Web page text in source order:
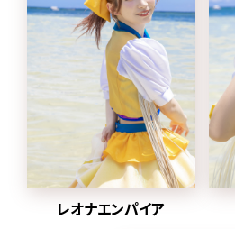
2025年1月8日に放送され
た「水曜日のダウンタウン」
内で
元々アドバイザーを務めて
いた、クロちゃんがプロデ
ューサー就任、ハナエモン
スターが復帰、
グループ名を戻すことが発
表された。
同日にクロちゃんが作詞し
レオナエンパイア